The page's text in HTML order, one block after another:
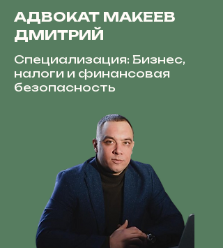
АДВОКАТ МАКЕЕВ
ДМИТРИЙ
Специализация: Бизнес,
налоги и финансовая
безопасность